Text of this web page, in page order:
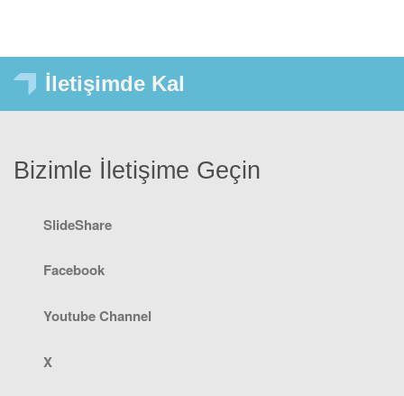
İletişimde Kal
Bizimle İletişime Geçin
SlideShare
Facebook
Youtube Channel
X